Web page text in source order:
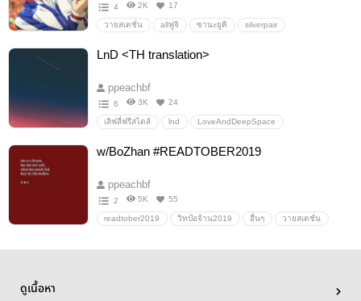
4 2K 17
วายสเตชั่น allฟูจิ ซานะยูคิ silverpair
LnD <TH translation>
ppeachbf
6 3K 24
เลิฟลี่ฟรีสไตล์ lnd LoveAndDeepSpace
w/BoZhan #READTOBER2019
ppeachbf
2 5K 55
readtober2019 วิทป๋อจ้าน2019 อื่นๆ วายสเตชั่น
ดูเนื้อหา